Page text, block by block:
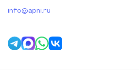
info@apni.ru